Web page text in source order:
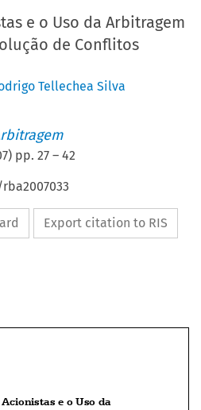
e o Uso da Arbitragem
de Conflitos
Tellechea Silva
) pp.27 –42
Export citation to RIS

e o Uso da
Societários